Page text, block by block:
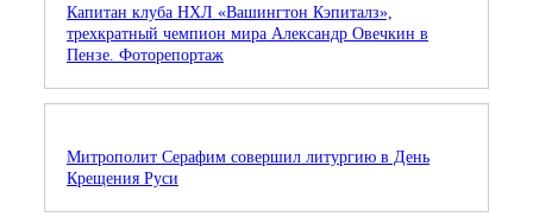
Капитан клуба НХЛ «Вашингтон Кэпиталз»,
трехкратный чемпион мира Александр Овечкин в
Пензе. Фоторепортаж
Митрополит Серафим совершил литургию в День
Крещения Руси